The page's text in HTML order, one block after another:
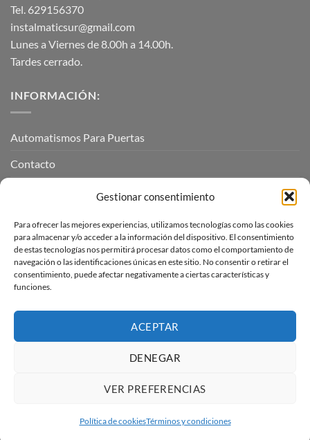
Gestionar consentimiento
Para ofrecer las mejores experiencias, utilizamos tecnologías como las cookies
para almacenar y/o acceder a la información del dispositivo. El consentimiento
de estas tecnologías nos permitirá procesar datos como el comportamiento de
navegación o las identificaciones únicas en este sitio. No consentir o retirar el
consentimiento, puede afectar negativamente a ciertas características y
funciones.
ACEPTAR
DENEGAR
VER PREFERENCIAS
Política de cookiesTérminos y condiciones
Tel. 629156370
instalmaticsur@gmail.com
Lunes a Viernes de 8.00h a 14.00h.
Tardes cerrado.
INFORMACIÓN:
Automatismos Para Puertas
Contacto
INFORMACIÓN LEGAL
Aviso Legal
Copyright 2026 ©Automatismos Para Puertas